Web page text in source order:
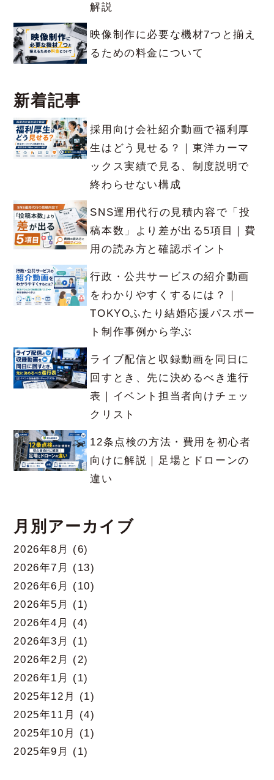
解説
映像制作に必要な機材7つと揃え
るための料金について
新着記事
採用向け会社紹介動画で福利厚
生はどう見せる？｜東洋カーマ
ックス実績で見る、制度説明で
終わらせない構成
SNS運用代行の見積内容で「投
稿本数」より差が出る5項目｜費
用の読み方と確認ポイント
行政・公共サービスの紹介動画
をわかりやすくするには？｜
TOKYOふたり結婚応援パスポー
ト制作事例から学ぶ
ライブ配信と収録動画を同日に
回すとき、先に決めるべき進行
表｜イベント担当者向けチェッ
クリスト
12条点検の方法・費用を初心者
向けに解説｜足場とドローンの
違い
月別アーカイブ
2026年8月
(6)
2026年7月
(13)
2026年6月
(10)
2026年5月
(1)
2026年4月
(4)
2026年3月
(1)
2026年2月
(2)
2026年1月
(1)
2025年12月
(1)
2025年11月
(4)
2025年10月
(1)
2025年9月
(1)